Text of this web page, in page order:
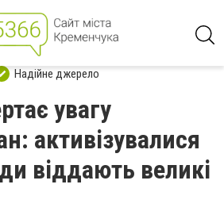
Надійне джерело
увагу
активізувалися
віддають великі